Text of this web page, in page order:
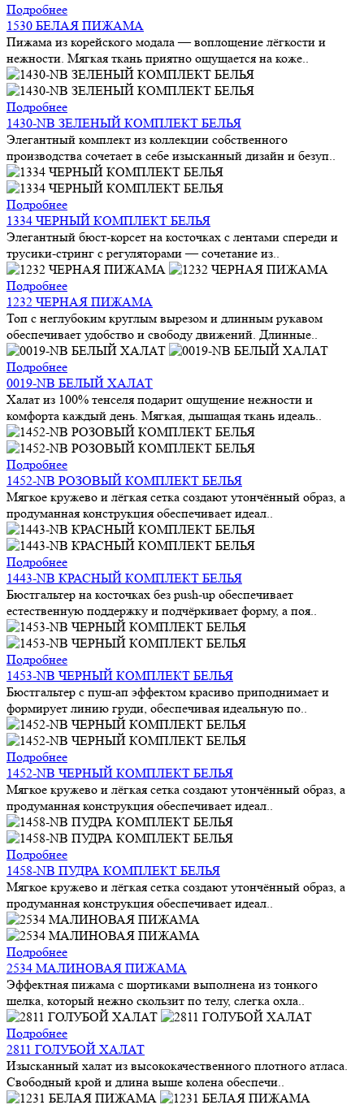
Подробнее
1530 БЕЛАЯ ПИЖАМА
Пижама из корейского модала — воплощение лёгкости и
нежности. Мягкая ткань приятно ощущается на коже..
Подробнее
1430-NB ЗЕЛЕНЫЙ КОМПЛЕКТ БЕЛЬЯ
Элегантный комплект из коллекции собственного
производства сочетает в себе изысканный дизайн и безуп..
Подробнее
1334 ЧЕРНЫЙ КОМПЛЕКТ БЕЛЬЯ
Элегантный бюст-корсет на косточках с лентами спереди и
трусики-стринг с регуляторами — сочетание из..
Подробнее
1232 ЧЕРНАЯ ПИЖАМА
Топ с неглубоким круглым вырезом и длинным рукавом
обеспечивает удобство и свободу движений. Длинные..
Подробнее
0019-NB БЕЛЫЙ ХАЛАТ
Халат из 100% тенселя подарит ощущение нежности и
комфорта каждый день. Мягкая, дышащая ткань идеаль..
Подробнее
1452-NB РОЗОВЫЙ КОМПЛЕКТ БЕЛЬЯ
Мягкое кружево и лёгкая сетка создают утончённый образ, а
продуманная конструкция обеспечивает идеал..
Подробнее
1443-NB КРАСНЫЙ КОМПЛЕКТ БЕЛЬЯ
Бюстгальтер на косточках без push-up обеспечивает
естественную поддержку и подчёркивает форму, а поя..
Подробнее
1453-NB ЧЕРНЫЙ КОМПЛЕКТ БЕЛЬЯ
Бюстгальтер с пуш-ап эффектом красиво приподнимает и
формирует линию груди, обеспечивая идеальную по..
Подробнее
1452-NB ЧЕРНЫЙ КОМПЛЕКТ БЕЛЬЯ
Мягкое кружево и лёгкая сетка создают утончённый образ, а
продуманная конструкция обеспечивает идеал..
Подробнее
1458-NB ПУДРА КОМПЛЕКТ БЕЛЬЯ
Мягкое кружево и лёгкая сетка создают утончённый образ, а
продуманная конструкция обеспечивает идеал..
Подробнее
2534 МАЛИНОВАЯ ПИЖАМА
Эффектная пижама с шортиками выполнена из тонкого
шелка, который нежно скользит по телу, слегка охла..
Подробнее
2811 ГОЛУБОЙ ХАЛАТ
Изысканный халат из высококачественного плотного атласа.
Свободный крой и длина выше колена обеспечи..